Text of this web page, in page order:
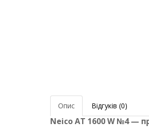
Опис Відгуків (0)
Neico AT 1600 W №4 —